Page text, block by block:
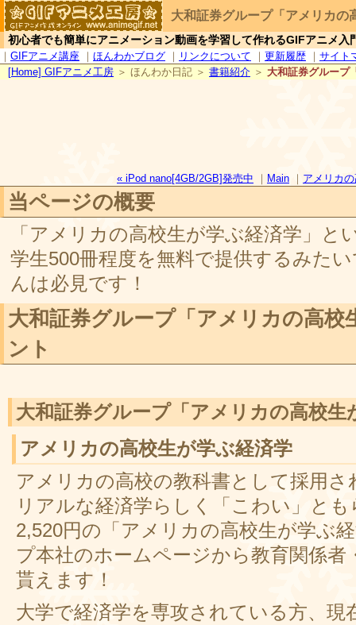
大和証券グループ「アメリカの
初心者でも簡単にアニメーション動画を学習して作れるGIFアニメ入
｜ GIFアニメ講座 ｜ ほんわかブログ ｜ リンクについて ｜ 更新履歴 ｜ サイト
[Home] GIFアニメ工房 ＞ ほんわか日記 ＞ 書籍紹介 ＞ 大和証券グループ
« iPod nano[4GB/2GB]発売中 ｜ Main ｜ アメリカ
当ページの概要
「アメリカの高校生が学ぶ経済学」と
学生500冊程度を無料で提供するみた
んは必見です！
大和証券グループ「アメリカの高校
ント
大和証券グループ「アメリカの高校
アメリカの高校生が学ぶ経済学
アメリカの高校の教科書として採用
リアルな経済学らしく「こわい」と
2,520円の「アメリカの高校生が学ぶ
プ本社のホームページから教育関係者
貰えます！
大学で経済学を専攻されている方、現